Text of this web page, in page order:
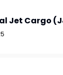
Jet Cargo